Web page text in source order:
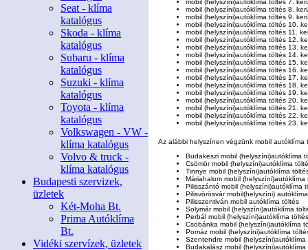
Seat - klíma
katalógus
Skoda - klíma
katalógus
Subaru - klíma
katalógus
Suzuki - klíma
katalógus
Toyota - klíma
katalógus
Volkswagen - VW -
klíma katalógus
Volvo & truck -
klíma katalógus
Budapesti szervizek,
üzletek
Két-Moha Bt.
Prima Autóklíma
Bt.
Vidéki szervízek, üzletek
mobil (helyszíni)autóklíma töltés 7.
mobil (helyszíni)autóklíma töltés 8.
mobil (helyszíni)autóklíma töltés 9.
mobil (helyszíni)autóklíma töltés 10.
mobil (helyszíni)autóklíma töltés 11.
mobil (helyszíni)autóklíma töltés 12.
mobil (helyszíni)autóklíma töltés 13.
mobil (helyszíni)autóklíma töltés 14.
mobil (helyszíni)autóklíma töltés 15.
mobil (helyszíni)autóklíma töltés 16.
mobil (helyszíni)autóklíma töltés 17.
mobil (helyszíni)autóklíma töltés 18.
mobil (helyszíni)autóklíma töltés 19.
mobil (helyszíni)autóklíma töltés 20.
mobil (helyszíni)autóklíma töltés 21.
mobil (helyszíni)autóklíma töltés 22.
mobil (helyszíni)autóklíma töltés 23.
Az alábbi helyszínen végzünk mobil autóklíma
Budakeszi mobil (helyszíni)autóklíma
Csömör mobil (helyszíni)autóklíma
Tinnye mobil (helyszíni)autóklíma
Máriahalom mobil (helyszíni)autóklíma
Pilisszántó mobil (helyszíni)autóklíma
Pilisvörösvár mobil(helyszíni)
Pilisszentiván mobil autóklíma töltés
Solymár mobil (helyszíni)autóklíma
Perbál mobil (helyszíni)autóklíma töltés
Csobánka mobil (helyszíni)autóklíma
Pomáz mobil (helyszíni)autóklíma
Szentendre mobil (helyszíni)autóklíma
Budakalász mobil (helyszíni)autóklíma